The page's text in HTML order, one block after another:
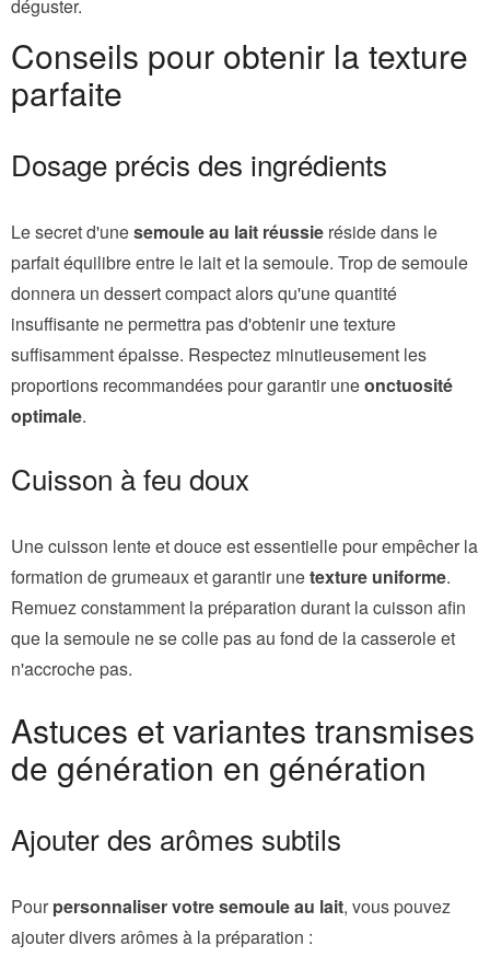
déguster.
Conseils pour obtenir la texture
parfaite
Dosage précis des ingrédients
Le secret d'unesemoule au lait réussie réside dans le
parfait équilibre entre le lait et la semoule. Trop de semoule
donnera un dessert compact alors qu'une quantité
insuffisante ne permettra pas d'obtenir une texture
suffisamment épaisse. Respectez minutieusement les
proportions recommandées pour garantir uneonctuosité
optimale.
Cuisson à feu doux
Une cuisson lente et douce est essentielle pour empêcher la
formation de grumeaux et garantir unetexture uniforme.
Remuez constamment la préparation durant la cuisson afin
que la semoule ne se colle pas au fond de la casserole et
n'accroche pas.
Astuces et variantes transmises
de génération en génération
Ajouter des arômes subtils
Pour personnaliser votre semoule au lait, vous pouvez
ajouter divers arômes à la préparation :